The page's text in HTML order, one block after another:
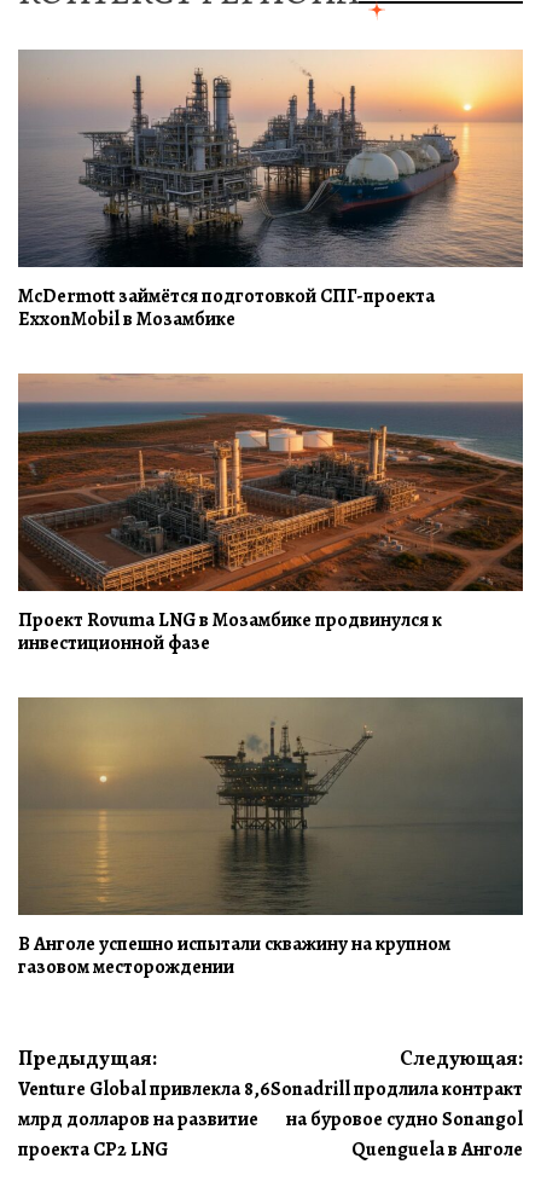
McDermott займётся подготовкой СПГ-проекта
ExxonMobil в Мозамбике
Проект Rovuma LNG в Мозамбике продвинулся к
инвестиционной фазе
В Анголе успешно испытали скважину на крупном
газовом месторождении
Навигация
по
записям
Предыдущая:
Venture Global привлекла 8,6
млрд долларов на развитие
проекта CP2 LNG
Следующая:
Sonadrill продлила контракт
на буровое судно Sonangol
Quenguela в Анголе